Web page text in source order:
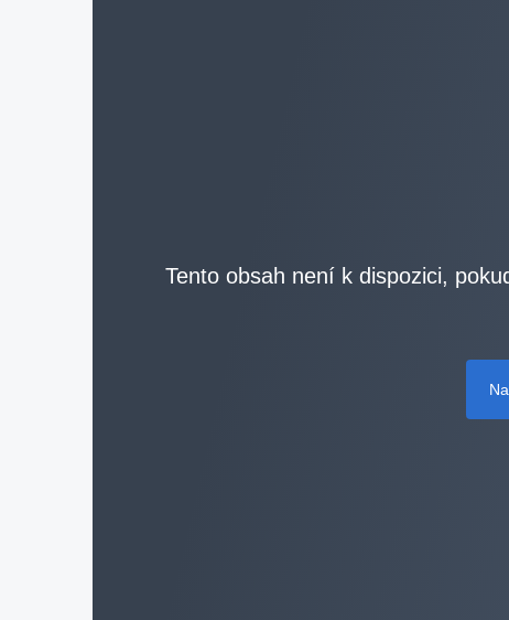
Tento obsah není k dispozici,